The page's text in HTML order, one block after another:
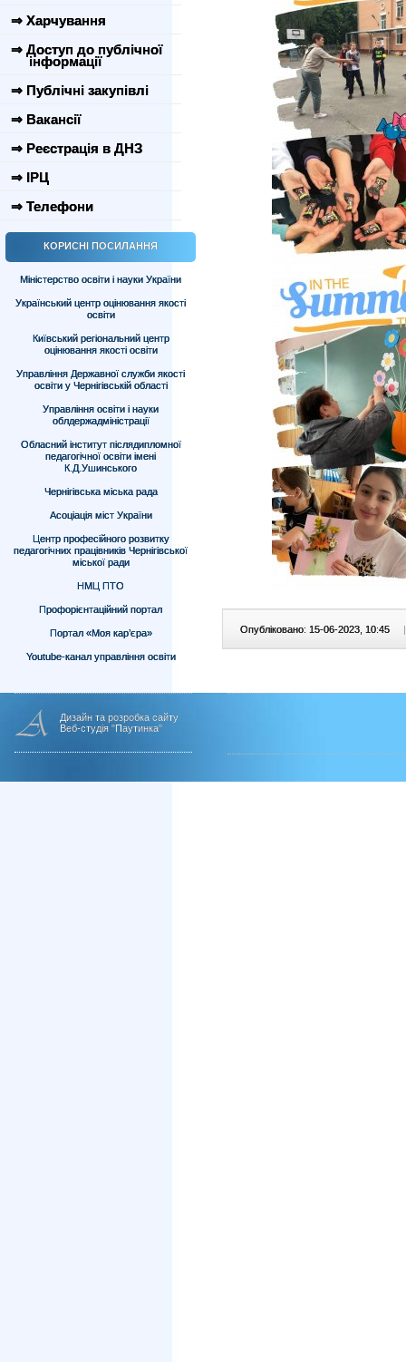
⇒ Харчування
⇒ Доступ до публічної
інформації
⇒ Публічні закупівлі
⇒ Вакансії
⇒ Реєстрація в ДНЗ
⇒ ІРЦ
⇒ Телефони
КОРИСНІ ПОСИЛАННЯ
Міністерство освіти і науки України
Український центр оцінювання якості
освіти
Київський регіональний центр
оцінювання якості освіти
Управління Державної служби якості
освіти у Чернігівській області
Управління освіти і науки
облдержадміністрації
Обласний інститут післядипломної
педагогічної освіти імені
К.Д.Ушинського
Чернігівська міська рада
Асоціація міст України
Центр професійного розвитку
педагогічних працівників Чернігівської
міської ради
НМЦ ПТО
Профорієнтаційний портал
Портал «Моя кар’єра»
Youtube-канал управління освіти
Опубліковано: 15-06-2023, 10:45 |
Дизайн та розробка сайту
Веб-студія "Паутинка"